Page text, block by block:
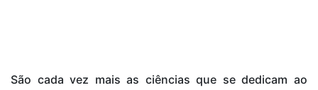
São cada vez mais as ciências que se dedicam ao